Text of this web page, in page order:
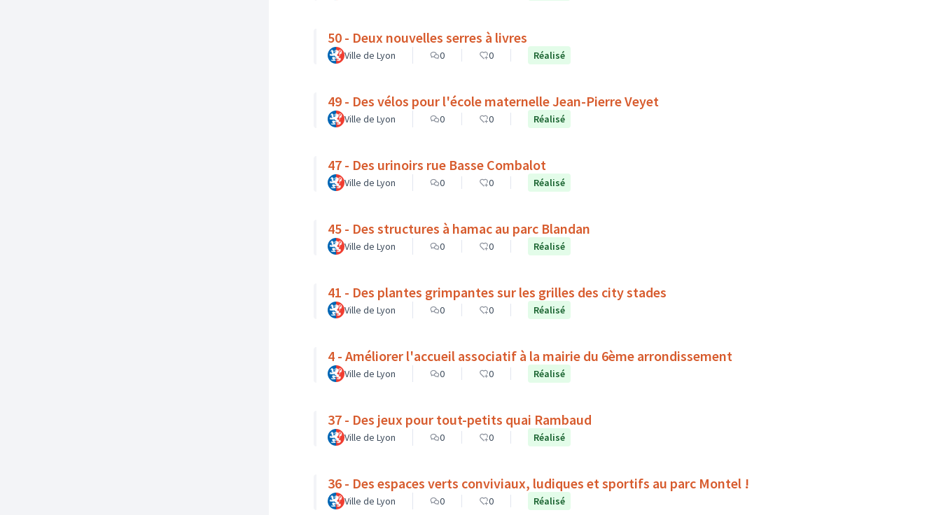
50 - Deux nouvelles serres à livres
Ville de Lyon 0 0 Réalisé
49 - Des vélos pour l'école maternelle Jean-Pierre Veyet
Ville de Lyon 0 0 Réalisé
47 - Des urinoirs rue Basse Combalot
Ville de Lyon 0 0 Réalisé
45 - Des structures à hamac au parc Blandan
Ville de Lyon 0 0 Réalisé
41 - Des plantes grimpantes sur les grilles des city stades
Ville de Lyon 0 0 Réalisé
4 - Améliorer l'accueil associatif à la mairie du 6ème arrondissement
Ville de Lyon 0 0 Réalisé
37 - Des jeux pour tout-petits quai Rambaud
Ville de Lyon 0 0 Réalisé
36 - Des espaces verts conviviaux, ludiques et sportifs au parc Montel !
Ville de Lyon 0 0 Réalisé